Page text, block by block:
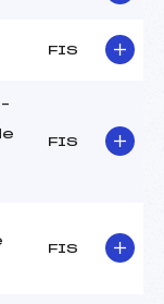
FIS
FIS
FIS